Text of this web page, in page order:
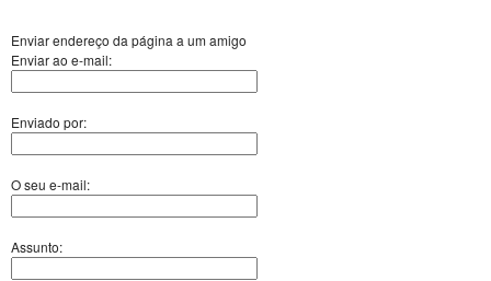
Enviar endereço da página a um amigo
Enviar ao e-mail:
Enviado por:
O seu e-mail:
Assunto: